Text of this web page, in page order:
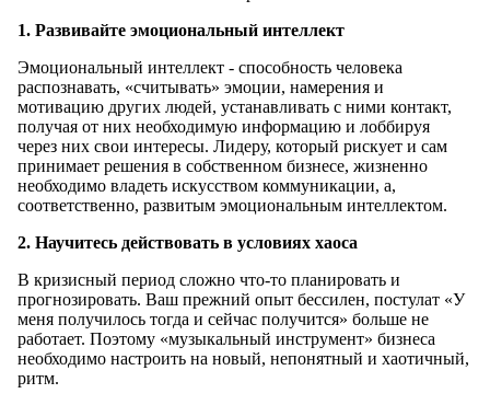
1. Развивайте эмоциональный интеллект
Эмоциональный интеллект - способность человека
распознавать, «считывать» эмоции, намерения и
мотивацию других людей, устанавливать с ними контакт,
получая от них необходимую информацию и лоббируя
через них свои интересы. Лидеру, который рискует и сам
принимает решения в собственном бизнесе, жизненно
необходимо владеть искусством коммуникации, а,
соответственно, развитым эмоциональным интеллектом.
2. Научитесь действовать в условиях хаоса
В кризисный период сложно что-то планировать и
прогнозировать. Ваш прежний опыт бессилен, постулат «У
меня получилось тогда и сейчас получится» больше не
работает. Поэтому «музыкальный инструмент» бизнеса
необходимо настроить на новый, непонятный и хаотичный,
ритм.